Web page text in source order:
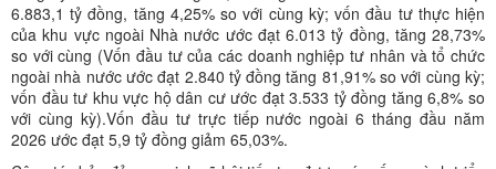
6.883,1 tỷ đồng, tăng 4,25% so với cùng kỳ; vốn đầu tư thực hiện
của khu vực ngoài Nhà nước ước đạt 6.013 tỷ đồng, tăng 28,73%
so với cùng (Vốn đầu tư của các doanh nghiệp tư nhân và tổ chức
ngoài nhà nước ước đạt 2.840 tỷ đồng tăng 81,91% so với cùng kỳ;
vốn đầu tư khu vực hộ dân cư ước đạt 3.533 tỷ đồng tăng 6,8% so
với cùng kỳ).Vốn đầu tư trực tiếp nước ngoài 6 tháng đầu năm
2026 ước đạt 5,9 tỷ đồng giảm 65,03%.